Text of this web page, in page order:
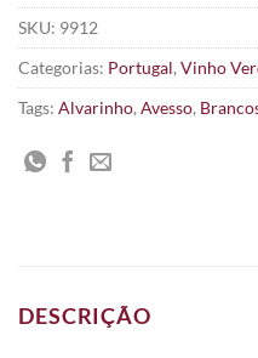
SKU: 9912
Categorias: Portugal, Vinho
Tags: Alvarinho, Avesso,
DESCRIÇÃO